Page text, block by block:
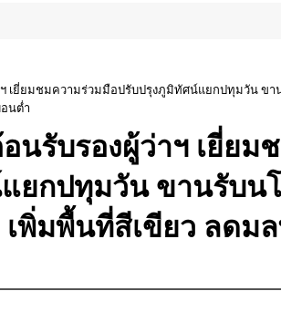
ฯ เยี่ยมชมความร่วมมือปรับปรุงภูมิทัศน์แยกปทุมวัน ขา
นต่ำ
นรับรองผู้ว่าฯ เยี่ยม
ยกปทุมวัน ขานรับน
พิ่มพื้นที่สีเขียว ลดม